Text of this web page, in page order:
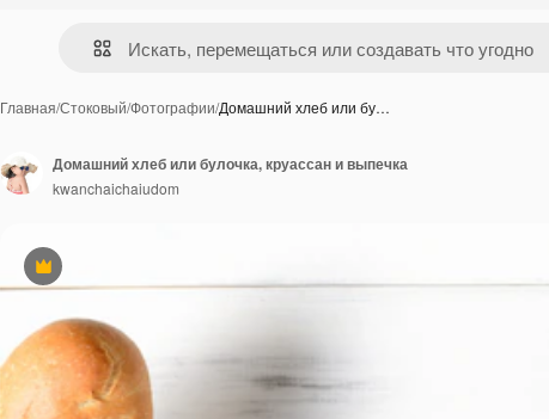
Главная/Стоковый/Фотографии/Домашний хлеб или бу…
Премиум
Домашний хлеб или булочка, круассан и выпечка
kwanchaichaiudom